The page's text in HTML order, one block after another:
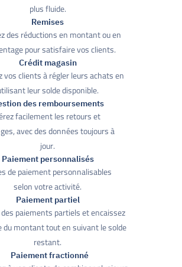
plus fluide.
Remises
des réductions en montant ou en
pour satisfaire vos clients.
Crédit magasin
vos clients à régler leurs achats en
leur solde disponible.
des remboursements
facilement les retours et
avec des données toujours à
jour.
Paiement personnalisés
de paiement personnalisables
selon votre activité.
Paiement partiel
paiements partiels et encaissez
du montant tout en suivant le solde
restant.
Paiement fractionné